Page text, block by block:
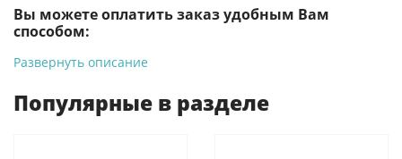
Вы можете оплатить заказ удобным Вам
способом:
-Банковской картой на сайте ProffЭлектро. Данный вид
Развернуть описание
Популярные в разделе